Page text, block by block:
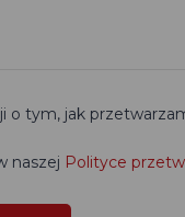
o tym, jak
naszej Polityce